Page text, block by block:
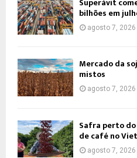
bilhões em
agosto 7, 2026
Mercado da
mistos
agosto 7, 2026
Safra perto
de café no
agosto 7, 2026